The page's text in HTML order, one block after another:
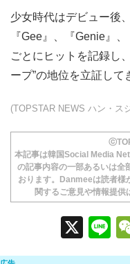
少女時代はデビュー後
『Gee』、『Genie』
ごとにヒットを記録し
ープ”の地位を立証して
(TOPSTAR NEWS ハン・ス
本記事は韓国Social Media
の記事内容の一部あるいは全
おります。Danmeeは読者様
関するご意見や情報提供
X
Li
n